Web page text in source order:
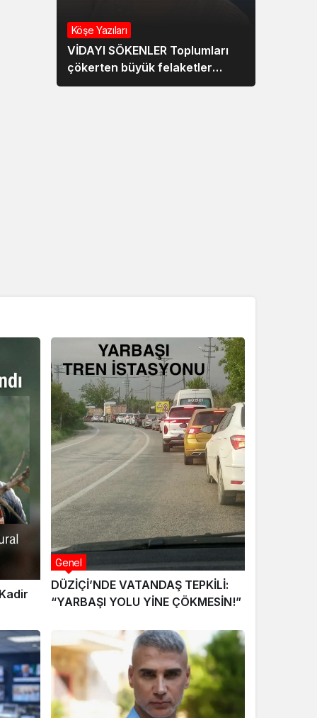
Köşe Yazıları
VİDAYI SÖKENLER Toplumları
çökerten büyük felaketler
değil, küçük yanlışlara
Genel
DÜZİÇİ’NDE VATANDAŞ TEPKİLİ:
“YARBAŞI YOLU YİNE ÇÖKMESİN!”